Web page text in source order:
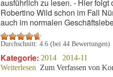
ausführlich zu lesen. - Hier folgt
Robertino Wild schon im Fall
auch im normalen
Durchschnitt: 4.6 (bei 44 Bewertungen)
Kategorie: 2014
2014-11
Weiterlesen über Campus Aachen:
Zum Verfassen von